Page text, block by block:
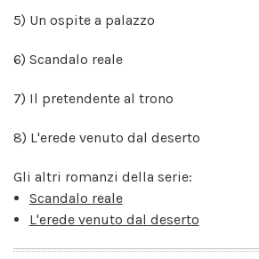
5) Un ospite a palazzo
6) Scandalo reale
7) Il pretendente al trono
8) L'erede venuto dal deserto
Gli altri romanzi della serie:
Scandalo reale
L'erede venuto dal deserto